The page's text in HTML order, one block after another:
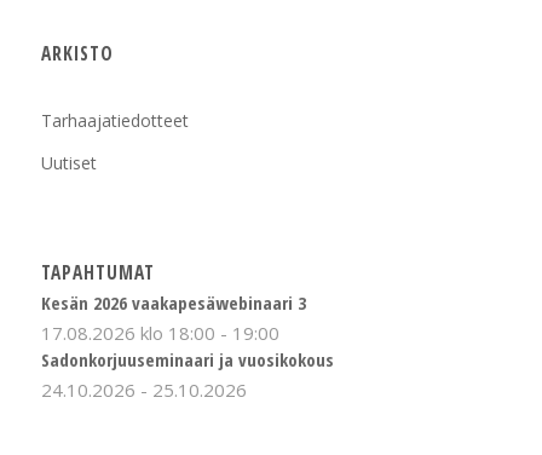
ARKISTO
Tarhaajatiedotteet
Uutiset
TAPAHTUMAT
Kesän 2026 vaakapesäwebinaari 3
17.08.2026 klo 18:00 - 19:00
Sadonkorjuuseminaari ja vuosikokous
24.10.2026 - 25.10.2026